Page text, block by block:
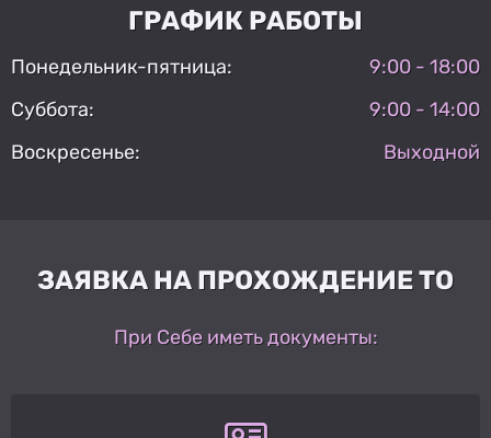
ГРАФИК РАБОТЫ
Понедельник-пятница:
9:00 - 18:00
Суббота:
9:00 - 14:00
Воскресенье:
Выходной
ЗАЯВКА НА ПРОХОЖДЕНИЕ ТО
При Себе иметь документы: